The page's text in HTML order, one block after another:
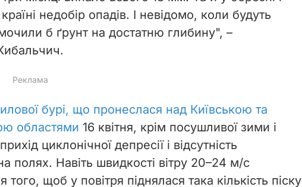
країні недобір опадів. І невідомо, коли будуть
б ґрунт на достатню глибину", –
бурі, що пронеслася над Київською та
областями 16 квітня, крім посушливої зими і
циклонічної депресії і відсутність
полях. Навіть швидкості вітру 20–24 м/с
того, щоб у повітря піднялася така кількість піску